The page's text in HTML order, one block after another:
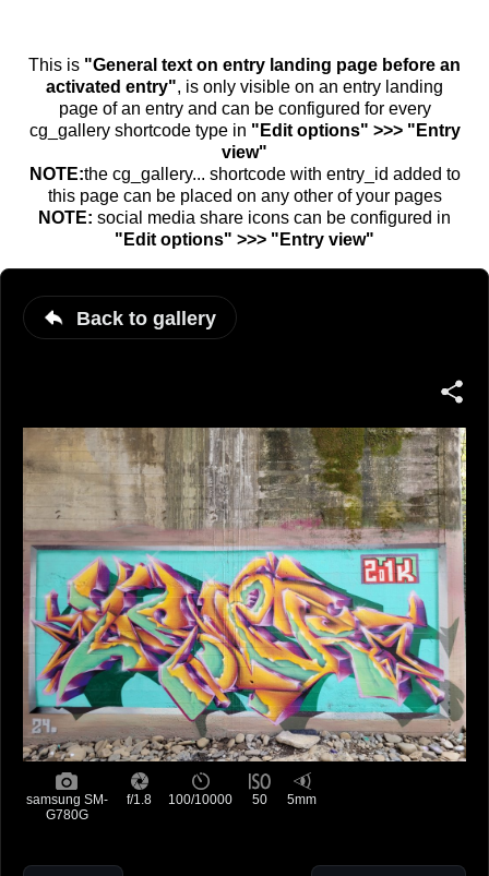
This is "General text on entry landing page before an
activated entry", is only visible on an entry landing
page of an entry and can be configured for every
cg_gallery shortcode type in "Edit options" >>> "Entry
view"
NOTE:the cg_gallery... shortcode with entry_id added to
this page can be placed on any other of your pages
NOTE: social media share icons can be configured in
"Edit options" >>> "Entry view"
Back to gallery
samsung SM-
G780G
f/1.8 100/10000 50 5mm